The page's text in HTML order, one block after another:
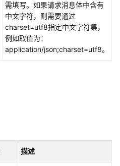
需填写。如果请求消息体中含有
中文字符，则需要通过
charset=utf8指定中文字符集，
例如取值为：
application/json;charset=utf8。
描述